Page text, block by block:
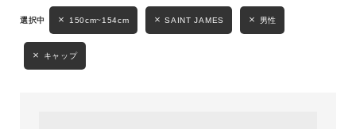
性別
MENS LADIES KIDS
150cm~154cm SAINT JAMES 男性
キャップ